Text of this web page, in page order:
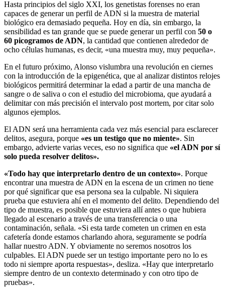
Hasta principios del siglo XXI, los genetistas forenses no eran
capaces de generar un perfil de ADN si la muestra de material
biológico era demasiado pequeña. Hoy en día, sin embargo, la
sensibilidad es tan grande que se puede generar un perfil con 50 o
60 picogramos de ADN, la cantidad que contienen alrededor de
ocho células humanas, es decir, «una muestra muy, muy pequeña».
En el futuro próximo, Alonso vislumbra una revolución en ciernes
con la introducción de la epigenética, que al analizar distintos relojes
biológicos permitirá determinar la edad a partir de una mancha de
sangre o de saliva o con el estudio del microbioma, que ayudará a
delimitar con más precisión el intervalo post mortem, por citar solo
algunos ejemplos.
El ADN será una herramienta cada vez más esencial para esclarecer
delitos, asegura, porque «es un testigo que no miente». Sin
embargo, advierte varias veces, eso no significa que «el ADN por sí
solo pueda resolver delitos».
«Todo hay que interpretarlo dentro de un contexto». Porque
encontrar una muestra de ADN en la escena de un crimen no tiene
por qué significar que esa persona sea la culpable. Ni siquiera
prueba que estuviera ahí en el momento del delito. Dependiendo del
tipo de muestra, es posible que estuviera allí antes o que hubiera
llegado al escenario a través de una transferencia o una
contaminación, señala. «Si esta tarde cometen un crimen en esta
cafetería donde estamos charlando ahora, seguramente se podría
hallar nuestro ADN. Y obviamente no seremos nosotros los
culpables. El ADN puede ser un testigo importante pero no lo es
todo ni siempre aporta respuestas», desliza. «Hay que interpretarlo
siempre dentro de un contexto determinado y con otro tipo de
pruebas».